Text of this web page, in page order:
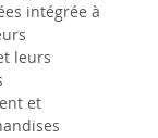
intégrée à
leurs
et